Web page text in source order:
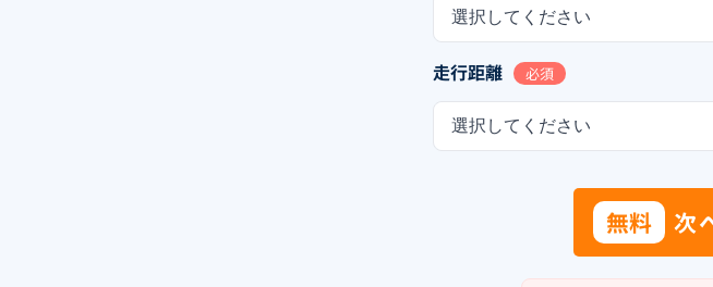
選択してください
走行距離 必須
選択してください
無料 次